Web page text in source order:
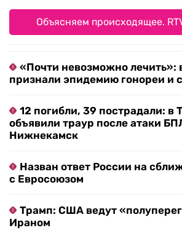
Объясняем происходящее.
«Почти невозможно лечить»:
признали эпидемию гонореи и
12 погибли, 39 пострадали: в
объявили траур после атаки
Нижнекамск
Назван ответ России на
с Евросоюзом
Трамп: США ведут
Ираном